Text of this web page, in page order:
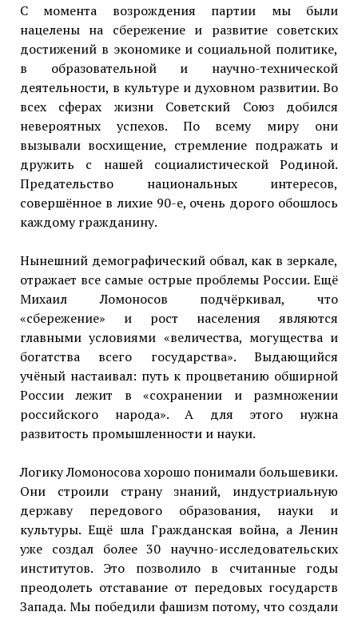
С момента возрождения партии мы были
нацелены на сбережение и развитие советских
достижений в экономике и социальной политике,
в образовательной и научно-технической
деятельности, в культуре и духовном развитии. Во
всех сферах жизни Советский Союз добился
невероятных успехов. По всему миру они
вызывали восхищение, стремление подражать и
дружить с нашей социалистической Родиной.
Предательство национальных интересов,
совершённое в лихие 90-е, очень дорого обошлось
каждому гражданину.
Нынешний демографический обвал, как в зеркале,
отражает все самые острые проблемы России. Ещё
Михаил Ломоносов подчёркивал, что
«сбережение» и рост населения являются
главными условиями «величества, могущества и
богатства всего государства». Выдающийся
учёный настаивал: путь к процветанию обширной
России лежит в «сохранении и размножении
российского народа». А для этого нужна
развитость промышленности и науки.
Логику Ломоносова хорошо понимали большевики.
Они строили страну знаний, индустриальную
державу передового образования, науки и
культуры. Ещё шла Гражданская война, а Ленин
уже создал более 30 научно-исследовательских
институтов. Это позволило в считанные годы
преодолеть отставание от передовых государств
Запада. Мы победили фашизм потому, что создали